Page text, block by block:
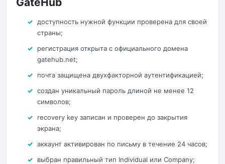
доступность нужной функции проверена для своей
страны;
регистрация открыта с официального домена
gatehub.net;
почта защищена двухфакторной аутентификацией;
создан уникальный пароль длиной не менее 12
символов;
recovery key записан и проверен до закрытия
экрана;
аккаунт активирован по письму в течение 24 часов;
выбран правильный тип Individual или Company;